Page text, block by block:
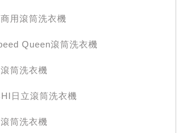
用滾筒洗衣機
Queen滾筒洗衣機
筒洗衣機
日立滾筒洗衣機
筒洗衣機